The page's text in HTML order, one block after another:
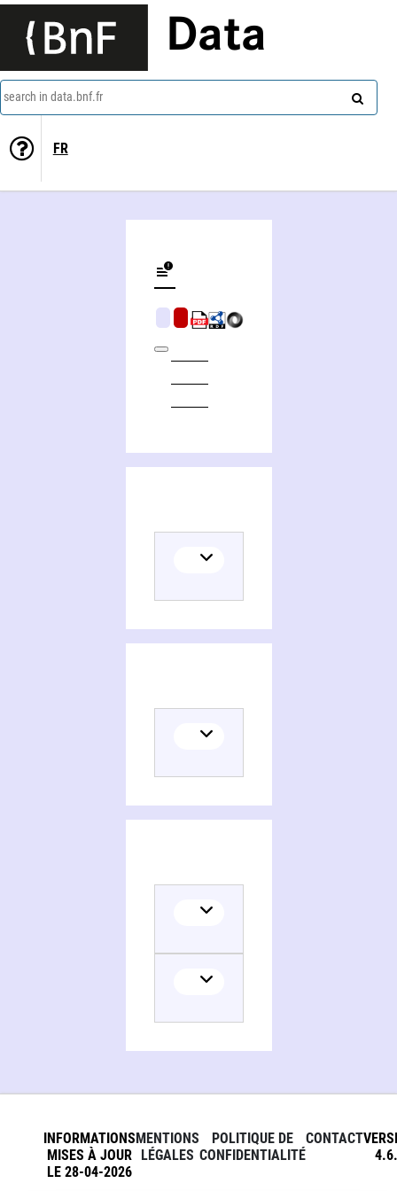
Data
search in data.bnf.fr
FR
INFORMATIONS
MISES À JOUR
LE 28-04-2026
MENTIONS
LÉGALES
POLITIQUE DE
CONFIDENTIALITÉ
CONTACT